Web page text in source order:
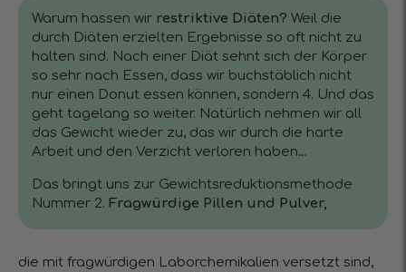
Warum hassen wir restriktive Diäten? Weil die
durch Diäten erzielten Ergebnisse so oft nicht zu
halten sind. Nach einer Diät sehnt sich der Körper
so sehr nach Essen, dass wir buchstäblich nicht
nur einen Donut essen können, sondern 4. Und das
geht tagelang so weiter. Natürlich nehmen wir all
das Gewicht wieder zu, das wir durch die harte
Arbeit und den Verzicht verloren haben…
Das bringt uns zur Gewichtsreduktionsmethode
Nummer 2. Fragwürdige Pillen und Pulver,
die mit fragwürdigen Laborchemikalien versetzt sind,